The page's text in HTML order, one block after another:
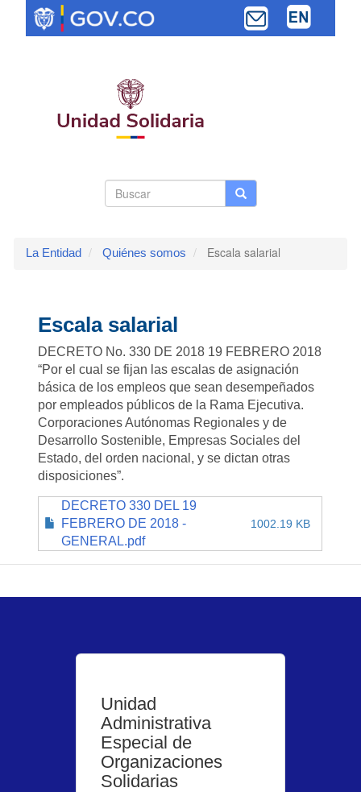
contenido
Buscar Buscar
La Entidad Quiénes somos Escala salarial
Escala salarial
DECRETO No. 330 DE 2018 19 FEBRERO 2018
“Por el cual se fijan las escalas de asignación
básica de los empleos que sean desempeñados
por empleados públicos de la Rama Ejecutiva.
Corporaciones Autónomas Regionales y de
Desarrollo Sostenible, Empresas Sociales del
Estado, del orden nacional, y se dictan otras
disposiciones”.
DECRETO 330 DEL 19
FEBRERO DE 2018 -
GENERAL.pdf
1002.19 KB
Unidad
Administrativa
Especial de
Organizaciones
Solidarias